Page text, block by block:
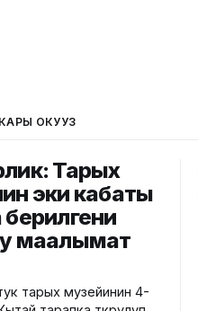
ОКУҢУЗ
Тарых
эки кабаты
маалымат
тарых музейинин 4-